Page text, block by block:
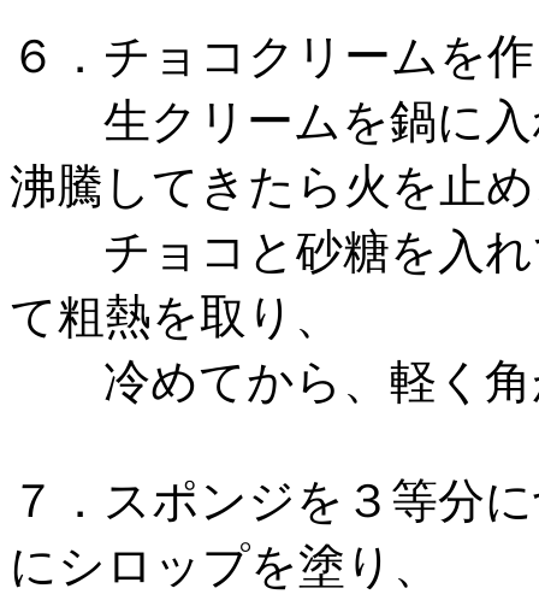
６．チョコクリームを
生クリームを鍋に入
沸騰してきたら火を止
チョコと砂糖を入れ
て粗熱を取り、
冷めてから、軽く角
７．スポンジを３等分
にシロップを塗り、